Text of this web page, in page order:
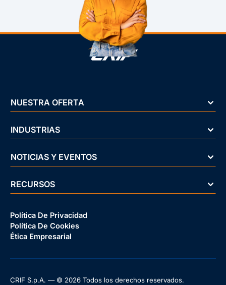
NUESTRA OFERTA
INDUSTRIAS
NOTICIAS Y EVENTOS
RECURSOS
Política De Privacidad
Política De Cookies
Ética Empresarial
CRIF S.p.A. — © 2026 Todos los derechos reservados.